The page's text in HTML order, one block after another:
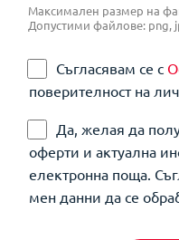
Максимален размер на
Допустими файлове: png,
Съгласявам се с
поверителност на
Да, желая да
оферти и актуална
електронна поща.
мен данни да се